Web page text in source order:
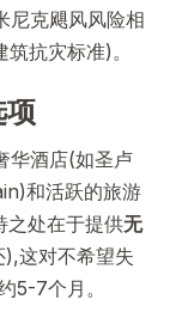
克飓风风险相
抗灾标准)。
项
华酒店(如圣卢
和活跃的旅游
之处在于提供无
这对不希望失
5-7个月。